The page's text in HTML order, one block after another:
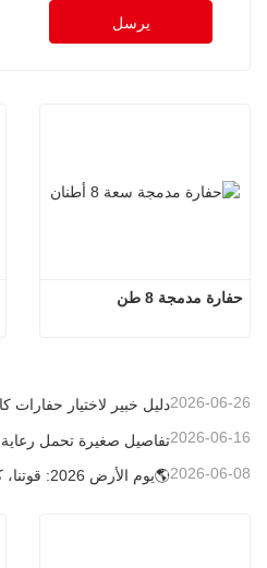
يرسل
حفارة مدمجة 8 طن
2026-06-26
2026-06-16
2026-06-08